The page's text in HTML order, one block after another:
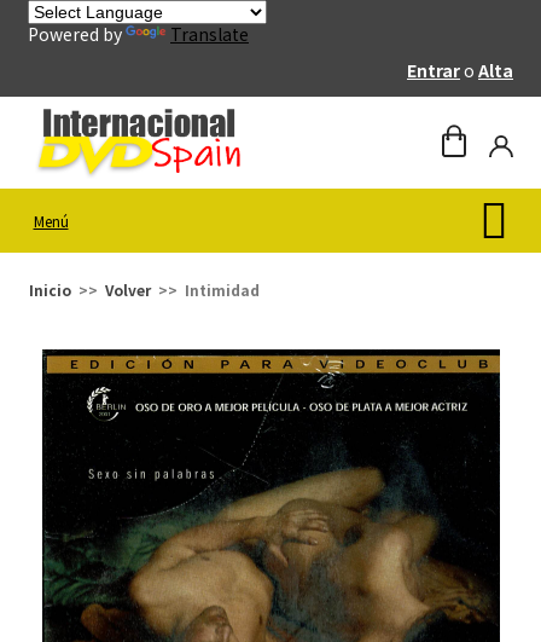
Powered by
Translate
Entraro Alta
Menú
Inicio Volver Intimidad